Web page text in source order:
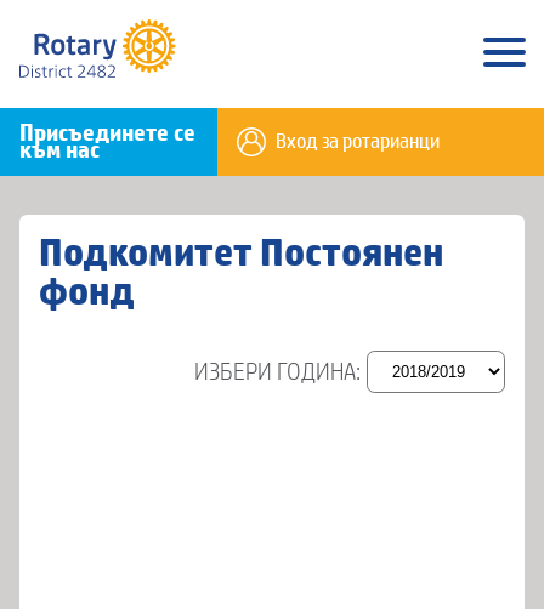
Присъединете се
към нас Вход за ротарианци
Подкомитет Постоянен
фонд
ИЗБЕРИ ГОДИНА: